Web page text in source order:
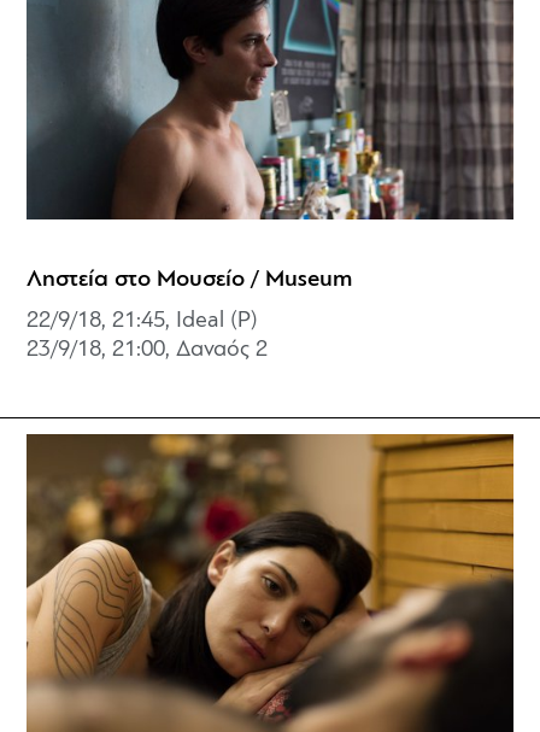
Ληστεία στο Μουσείο / Museum
22/9/18, 21:45, Ideal (P)
23/9/18, 21:00,Δαναός 2